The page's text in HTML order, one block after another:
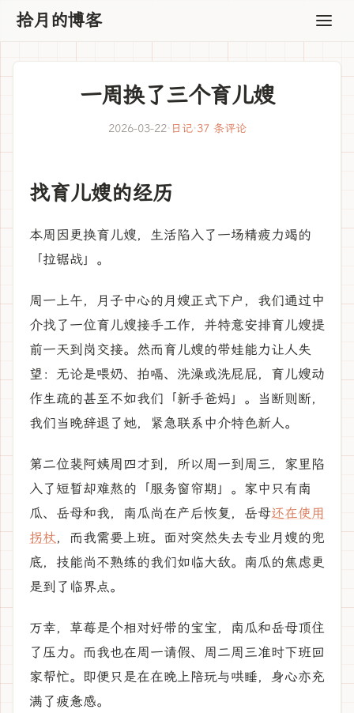
拾月的博客
一周换了三个育儿嫂
2026-03-22· 日记·37 条评论
找育儿嫂的经历
本周因更换育儿嫂，生活陷入了一场精疲力竭的
「拉锯战」。
周一上午，月子中心的月嫂正式下户，我们通过中
介找了一位育儿嫂接手工作，并特意安排育儿嫂提
前一天到岗交接。然而育儿嫂的带娃能力让人失
望：无论是喂奶、拍嗝、洗澡或洗屁屁，育儿嫂动
作生疏的甚至不如我们「新手爸妈」。当断则断，
我们当晚辞退了她，紧急联系中介特色新人。
第二位裴阿姨周四才到，所以周一到周三，家里陷
入了短暂却难熬的「服务窗帘期」。家中只有南
瓜、岳母和我，南瓜尚在产后恢复，岳母还在使用
拐杖，而我需要上班。面对突然失去专业月嫂的兜
底，技能尚不熟练的我们如临大敌。南瓜的焦虑更
是到了临界点。
万幸，草莓是个相对好带的宝宝，南瓜和岳母顶住
了压力。而我也在周一请假、周二周三准时下班回
家帮忙。即便只是在在晚上陪玩与哄睡，身心亦充
满了疲惫感。